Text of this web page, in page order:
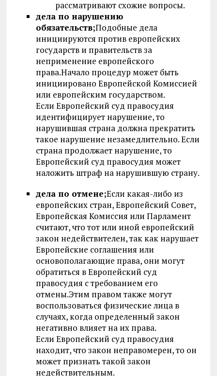
рассматривают схожие вопросы.
дела по нарушению
обязательств;Подобные дела
инициируются против европейских
государств и правительств за
неприменение европейского
права.Начало процедур может быть
инициировано Европейской Комиссией
или европейским государством.
Если Европейский суд правосудия
идентифицирует нарушение, то
нарушившая страна должна прекратить
такое нарушение незамедлительно. Если
страна продолжает нарушение, то
Европейский суд правосудия может
наложить штраф на нарушившую страну.
дела по отмене;Если какая-либо из
европейских стран, Европейский Совет,
Европейская Комиссия или Парламент
считают, что тот или иной европейский
закон недействителен, так как нарушает
Европейские соглашения или
основополагающие права, они могут
обратиться в Европейский суд
правосудия с требованием его
отмены.Этим правом также могут
воспользоваться физические лица в
случаях, когда определенный закон
негативно влияет на их права.
Если Европейский суд правосудия
находит, что закон неправомерен, то он
может признать такой закон
недействительным.